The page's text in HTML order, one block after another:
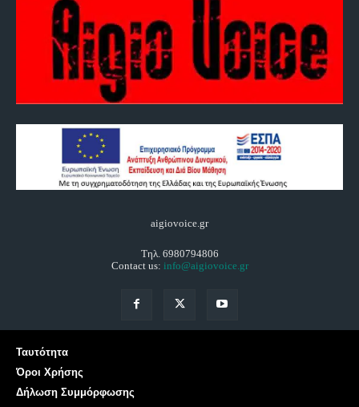
aigiovoice.gr
Τηλ. 6980794806
Contact us: info@aigiovoice.gr
Ταυτότητα
Όροι Χρήσης
Δήλωση Συμμόρφωσης